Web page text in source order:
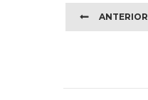
ANTERIOR